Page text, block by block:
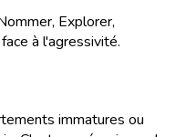
Explorer,
à l'agressivité.
immatures ou